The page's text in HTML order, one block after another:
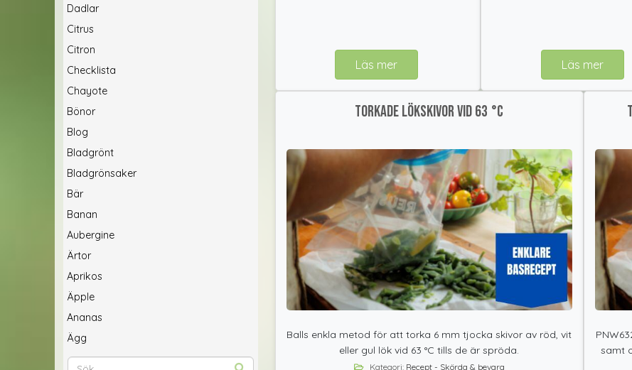
Dadlar
Citrus
Citron
Checklista
Chayote
Bönor
Blog
Bladgrönt
Bladgrönsaker
Bär
Banan
Aubergine
Ärtor
Aprikos
Äpple
Ananas
Ägg
Läs mer Läs mer
Torkade lökskivor vid 63 °C
Balls enkla metod för att torka 6 mm tjocka skivor av röd, vit
eller gul lök vid 63 °C tills de är spröda.
Kategori: Recept - Skörda & bevara
samt